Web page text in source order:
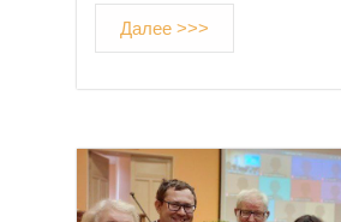
Далее >>>